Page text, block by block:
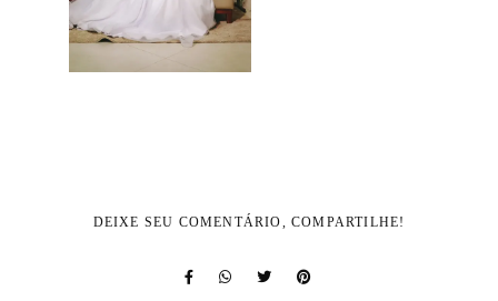
DEIXE SEU COMENTÁRIO, COMPARTILHE!